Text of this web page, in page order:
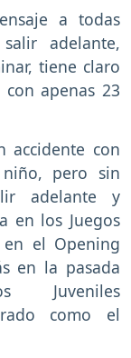
a todas
adelante,
tiene claro
apenas 23
accidente con
pero sin
adelante y
en los Juegos
el Opening
en la pasada
Juveniles
como el